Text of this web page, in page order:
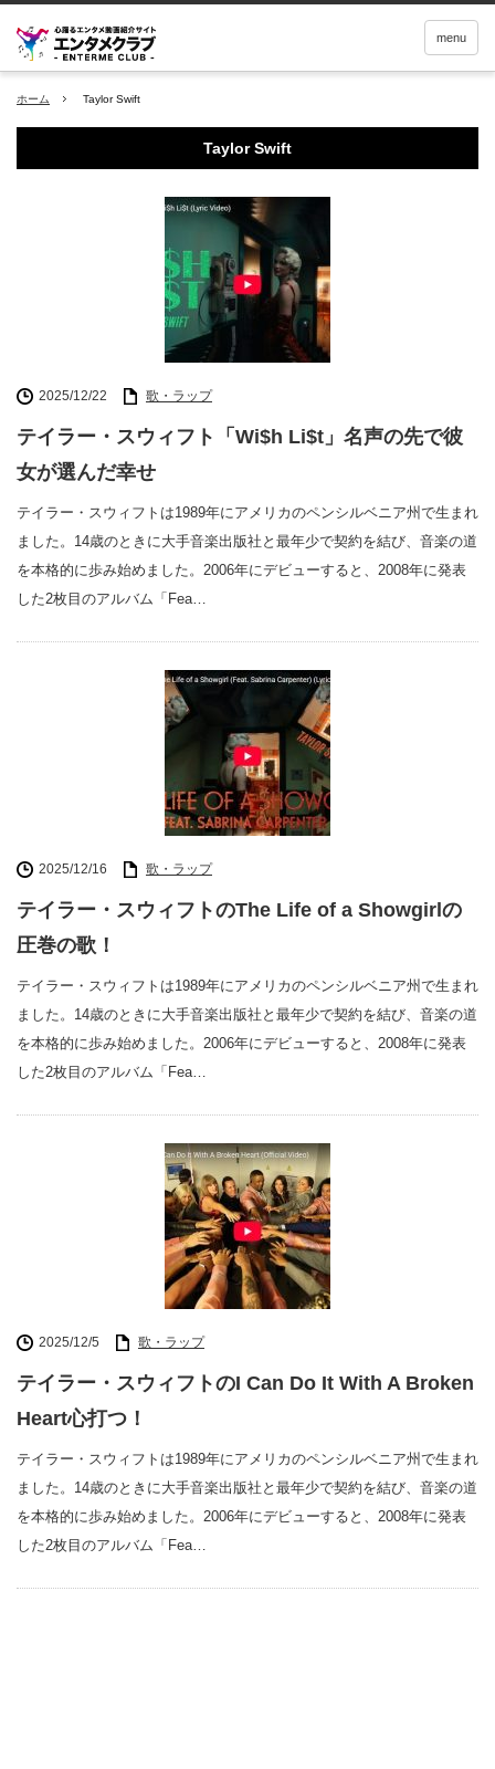
menu
ホーム Taylor Swift
Taylor Swift
2025/12/22 歌・ラップ
テイラー・スウィフト「Wi$h Li$t」名声の先で彼
女が選んだ幸せ
テイラー・スウィフトは1989年にアメリカのペンシルベニア州で生まれ
ました。14歳のときに大手音楽出版社と最年少で契約を結び、音楽の道
を本格的に歩み始めました。2006年にデビューすると、2008年に発表
した2枚目のアルバム「Fea…
2025/12/16 歌・ラップ
テイラー・スウィフトのThe Life of a Showgirlの
圧巻の歌！
テイラー・スウィフトは1989年にアメリカのペンシルベニア州で生まれ
ました。14歳のときに大手音楽出版社と最年少で契約を結び、音楽の道
を本格的に歩み始めました。2006年にデビューすると、2008年に発表
した2枚目のアルバム「Fea…
2025/12/5 歌・ラップ
テイラー・スウィフトのI Can Do It With A Broken
Heart心打つ！
テイラー・スウィフトは1989年にアメリカのペンシルベニア州で生まれ
ました。14歳のときに大手音楽出版社と最年少で契約を結び、音楽の道
を本格的に歩み始めました。2006年にデビューすると、2008年に発表
した2枚目のアルバム「Fea…